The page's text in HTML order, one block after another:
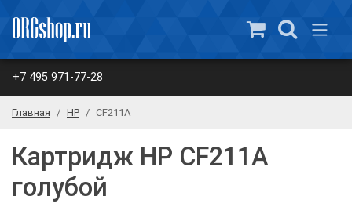
+7 495 971-77-28
Главная HP CF211A
Картридж HP CF211A
голубой